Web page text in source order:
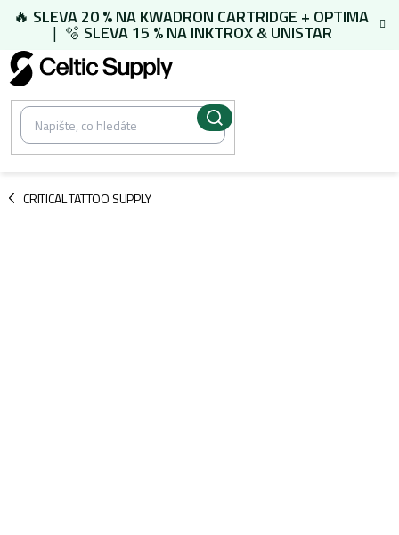
Přejít
obsah
🔥 SLEVA 20 % NAKWADRON CARTRIDGE + OPTIMA
| 🫧 SLEVA 15 % NAINKTROX & UNISTAR
CRITICAL TATTOO SUPPLY
/